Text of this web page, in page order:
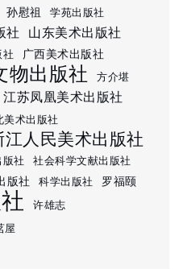
孙慰祖
学苑出版社
社 山东美术出版社
社 广西美术出版社
物出版社 方介堪
江苏凤凰美术出版社
美术出版社
江人民美术出版社
社
社会科学文献出版社
版社 科学出版社 罗福颐
许雄志
屋